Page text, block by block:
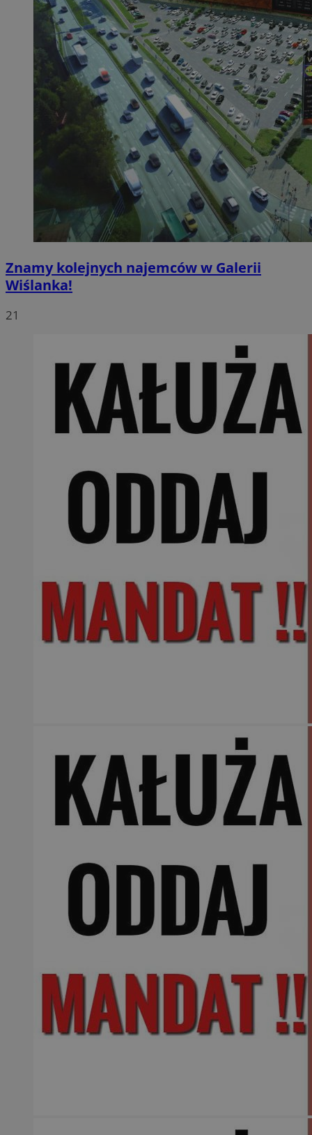
Znamy kolejnych najemców w Galerii
Wiślanka!
21